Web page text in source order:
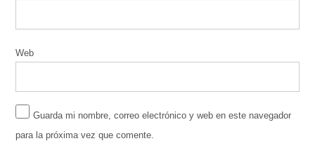
Web
Guarda mi nombre, correo electrónico y web en este navegador
para la próxima vez que comente.